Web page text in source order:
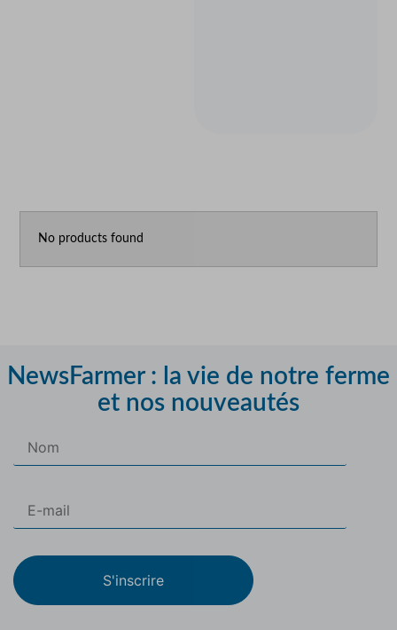
No products found
NewsFarmer : la vie de notre ferme
et nos nouveautés
S'inscrire